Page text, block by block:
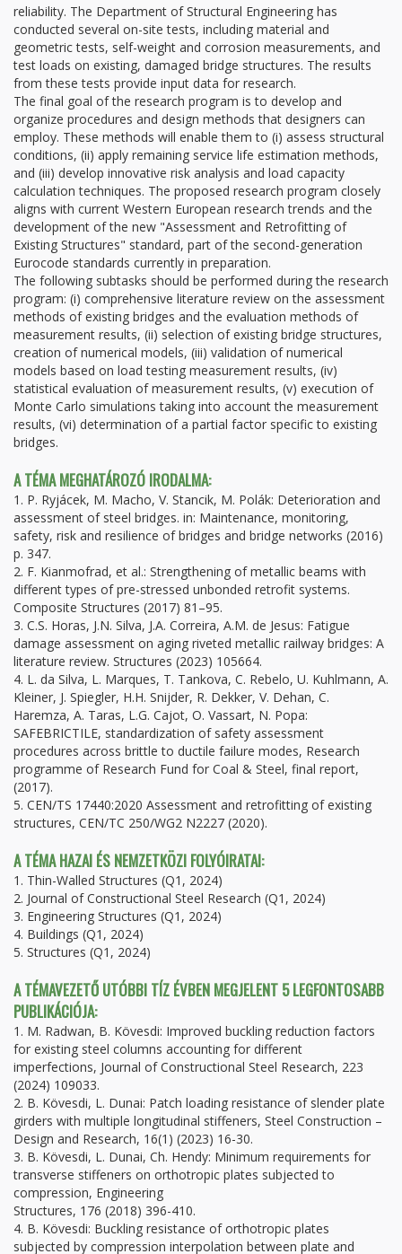
reliability. The Department of Structural Engineering has
conducted several on-site tests, including material and
geometric tests, self-weight and corrosion measurements, and
test loads on existing, damaged bridge structures. The results
from these tests provide input data for research.
The final goal of the research program is to develop and
organize procedures and design methods that designers can
employ. These methods will enable them to (i) assess structural
conditions, (ii) apply remaining service life estimation methods,
and (iii) develop innovative risk analysis and load capacity
calculation techniques. The proposed research program closely
aligns with current Western European research trends and the
development of the new "Assessment and Retrofitting of
Existing Structures" standard, part of the second-generation
Eurocode standards currently in preparation.
The following subtasks should be performed during the research
program: (i) comprehensive literature review on the assessment
methods of existing bridges and the evaluation methods of
measurement results, (ii) selection of existing bridge structures,
creation of numerical models, (iii) validation of numerical
models based on load testing measurement results, (iv)
statistical evaluation of measurement results, (v) execution of
Monte Carlo simulations taking into account the measurement
results, (vi) determination of a partial factor specific to existing
bridges.
A TÉMA MEGHATÁROZÓ IRODALMA:
1. P. Ryjácek, M. Macho, V. Stancik, M. Polák: Deterioration and
assessment of steel bridges. in: Maintenance, monitoring,
safety, risk and resilience of bridges and bridge networks (2016)
p. 347.
2. F. Kianmofrad, et al.: Strengthening of metallic beams with
different types of pre-stressed unbonded retrofit systems.
Composite Structures (2017) 81–95.
3. C.S. Horas, J.N. Silva, J.A. Correira, A.M. de Jesus: Fatigue
damage assessment on aging riveted metallic railway bridges: A
literature review. Structures (2023) 105664.
4. L. da Silva, L. Marques, T. Tankova, C. Rebelo, U. Kuhlmann, A.
Kleiner, J. Spiegler, H.H. Snijder, R. Dekker, V. Dehan, C.
Haremza, A. Taras, L.G. Cajot, O. Vassart, N. Popa:
SAFEBRICTILE, standardization of safety assessment
procedures across brittle to ductile failure modes, Research
programme of Research Fund for Coal & Steel, final report,
(2017).
5. CEN/TS 17440:2020 Assessment and retrofitting of existing
structures, CEN/TC 250/WG2 N2227 (2020).
A TÉMA HAZAI ÉS NEMZETKÖZI FOLYÓIRATAI:
1. Thin-Walled Structures (Q1, 2024)
2. Journal of Constructional Steel Research (Q1, 2024)
3. Engineering Structures (Q1, 2024)
4. Buildings (Q1, 2024)
5. Structures (Q1, 2024)
A TÉMAVEZETŐ UTÓBBI TÍZ ÉVBEN MEGJELENT 5 LEGFONTOSABB
PUBLIKÁCIÓJA:
1. M. Radwan, B. Kövesdi: Improved buckling reduction factors
for existing steel columns accounting for different
imperfections, Journal of Constructional Steel Research, 223
(2024) 109033.
2. B. Kövesdi, L. Dunai: Patch loading resistance of slender plate
girders with multiple longitudinal stiffeners, Steel Construction –
Design and Research, 16(1) (2023) 16-30.
3. B. Kövesdi, L. Dunai, Ch. Hendy: Minimum requirements for
transverse stiffeners on orthotropic plates subjected to
compression, Engineering
Structures, 176 (2018) 396-410.
4. B. Kövesdi: Buckling resistance of orthotropic plates
subjected by compression interpolation between plate and